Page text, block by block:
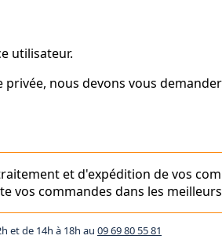
utilisateur.
nous devons vous
et d'expédition de vos
vos commandes dans les
et de 14h à 18h au 09 69 80 55 81